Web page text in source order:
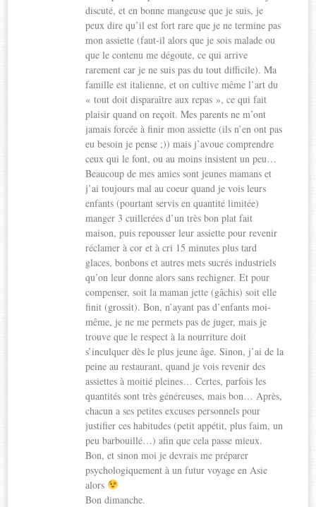
discuté, et en bonne mangeuse que je suis, je
peux dire qu’il est fort rare que je ne termine pas
mon assiette (faut-il alors que je sois malade ou
que le contenu me dégoute, ce qui arrive
rarement car je ne suis pas du tout difficile). Ma
famille est italienne, et on cultive même l’art du
« tout doit disparaître aux repas », ce qui fait
plaisir quand on reçoit. Mes parents ne m’ont
jamais forcée à finir mon assiette (ils n’en ont pas
eu besoin je pense ;)) mais j’avoue comprendre
ceux qui le font, ou au moins insistent un peu…
Beaucoup de mes amies sont jeunes mamans et
j’ai toujours mal au coeur quand je vois leurs
enfants (pourtant servis en quantité limitée)
manger 3 cuillerées d’un très bon plat fait
maison, puis repousser leur assiette pour revenir
réclamer à cor et à cri 15 minutes plus tard
glaces, bonbons et autres mets sucrés industriels
qu’on leur donne alors sans rechigner. Et pour
compenser, soit la maman jette (gâchis) soit elle
finit (grossit). Bon, n’ayant pas d’enfants moi-
même, je ne me permets pas de juger, mais je
trouve que le respect à la nourriture doit
s’inculquer dès le plus jeune âge. Sinon, j’ai de la
peine au restaurant, quand je vois revenir des
assiettes à moitié pleines… Certes, parfois les
quantités sont très généreuses, mais bon… Après,
chacun a ses petites excuses personnels pour
justifier ces habitudes (petit appétit, plus faim, un
peu barbouillé…) afin que cela passe mieux.
Bon, et sinon moi je devrais me préparer
psychologiquement à un futur voyage en Asie
alors
Bon dimanche.